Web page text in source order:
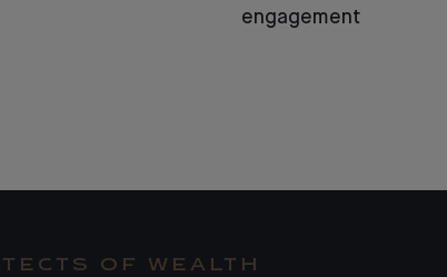
engagement
OF WEALTH